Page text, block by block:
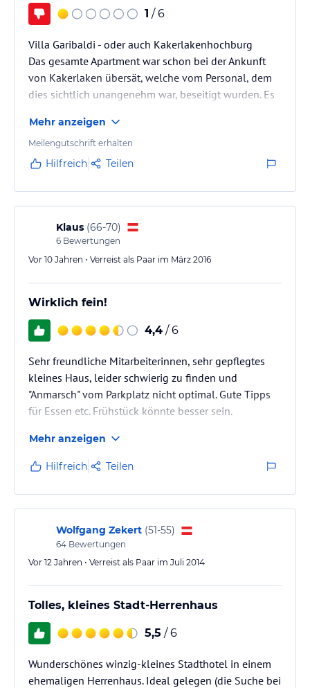
1 / 6
Villa Garibaldi - oder auch Kakerlakenhochburg
Das gesamte Apartment war schon bei der Ankunft
von Kakerlaken übersät, welche vom Personal, dem
dies sichtlich unangenehm war, beseitigt wurden. Es
keine weiteren Tiere da wären, da sie - offensichtlich
mit Gift und somit sehr fragwürdig für unsere
Gesundheit - bekämpft wurden. Beim Aufwachen am
schlafenden Kakerlaken voll und wir mussten uns
eine andere Bleibe suchen, was sich…
Mehr anzeigen
Meilengutschrift erhalten
Hilfreich Teilen
Klaus (66-70)
6 Bewertungen
Vor 10 Jahren • Verreist als Paar im März 2016
Wirklich fein!
4,4 / 6
Sehr freundliche Mitarbeiterinnen, sehr gepflegtes
kleines Haus, leider schwierig zu finden und
"Anmarsch" vom Parkplatz nicht optimal. Gute Tipps
für Essen etc. Frühstück könnte besser sein.
Mehr anzeigen
Hilfreich Teilen
Wolfgang Zekert (51-55)
64 Bewertungen
Vor 12 Jahren • Verreist als Paar im Juli 2014
Tolles, kleines Stadt-Herrenhaus
5,5 / 6
Wunderschönes winzig-kleines Stadthotel in einem
ehemaligen Herrenhaus. Ideal gelegen (die Suche bei